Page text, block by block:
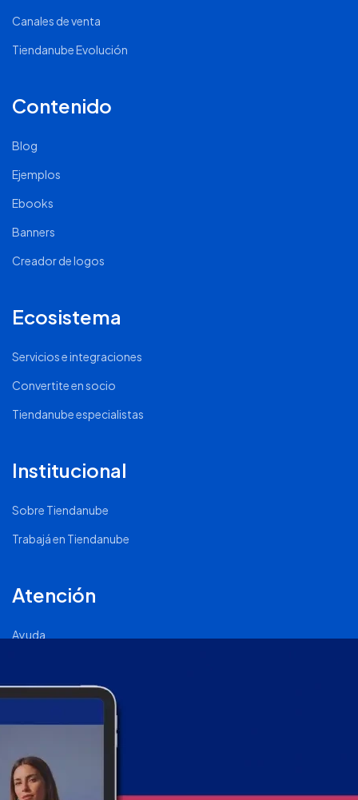
Canales de venta
Tiendanube Evolución
Contenido
Blog
Ejemplos
Ebooks
Banners
Creador de logos
Ecosistema
Servicios e integraciones
Convertite en socio
Tiendanube especialistas
Institucional
Sobre Tiendanube
Trabajá en Tiendanube
Atención
Ayuda
Página de Status